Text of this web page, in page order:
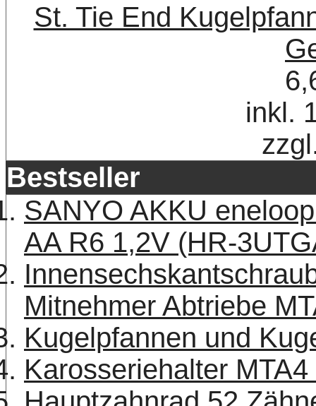
St. Tie End
inkl.
Bestseller
SANYO AKKU
AA R6 1,2V (HR-
Mitnehmer Abtriebe
Kugelpfannen und
Karosseriehalter